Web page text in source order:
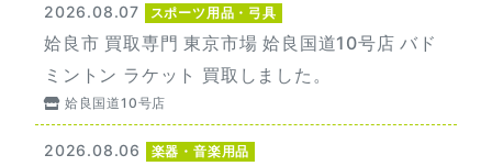
2026.08.07 スポーツ用品・弓具
姶良市 買取専門 東京市場 姶良国道10号店 バド
ミントン ラケット 買取しました。
姶良国道10号店
2026.08.06 楽器・音楽用品